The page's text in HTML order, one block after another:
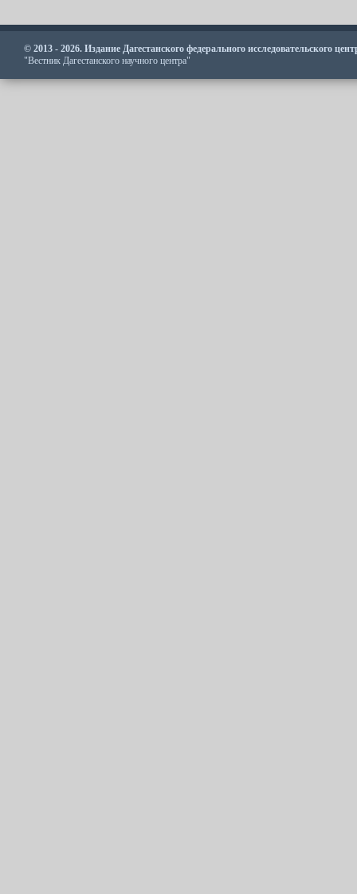
© 2013 - 2026. Издание Дагестанского федерального исследовательского
"Вестник Дагестанского научного центра"